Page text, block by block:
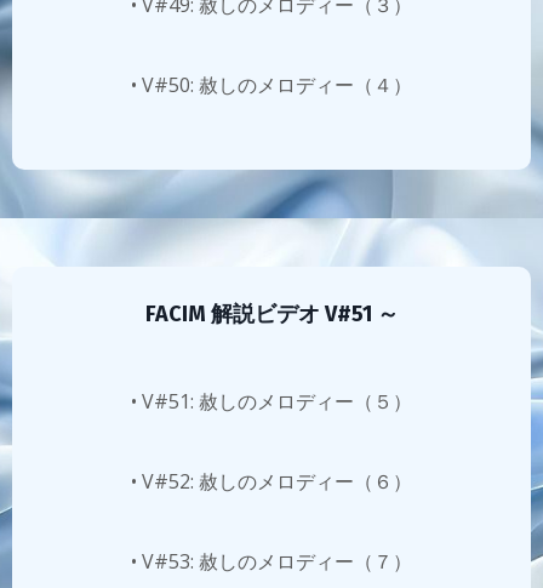
• V#50: 赦しのメロディー（４）
FACIM 解説ビデオ V#51 ～
• V#51: 赦しのメロディー（５）
• V#52: 赦しのメロディー（６）
• V#53: 赦しのメロディー（７）